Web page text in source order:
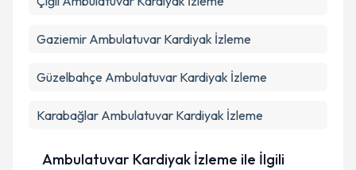
Gaziemir Ambulatuvar Kardiyak İzleme
Güzelbahçe Ambulatuvar Kardiyak İzleme
Karabağlar Ambulatuvar Kardiyak İzleme
Ambulatuvar Kardiyak İzleme ile İlgili